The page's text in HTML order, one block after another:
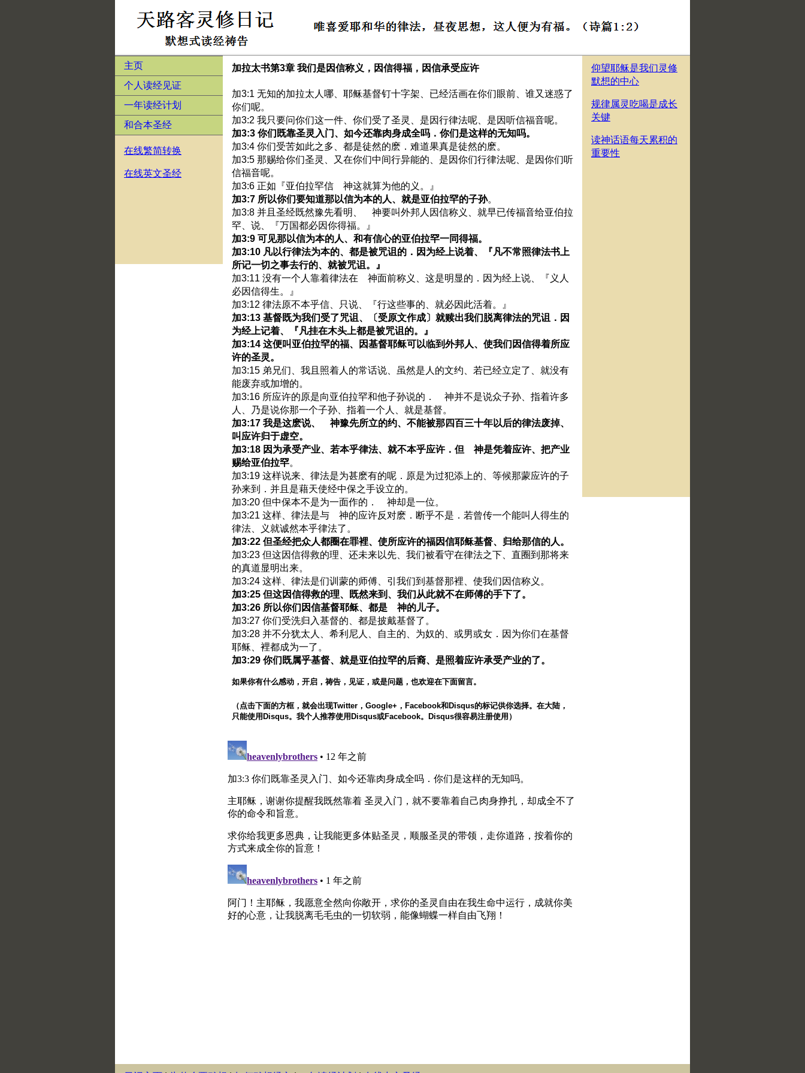
主页
个人读经见证
一年读经计划
和合本圣经
在线繁简转换
在线英文圣经
加拉太书第3章 我们是因信称义，因信得福，因信承受应许
加3:1 无知的加拉太人哪、耶稣基督钉十字架、已经活画在你们眼前、谁又迷惑了
你们呢。
加3:2 我只要问你们这一件、你们受了圣灵、是因行律法呢、是因听信福音呢。
加3:3 你们既靠圣灵入门、如今还靠肉身成全吗．你们是这样的无知吗。
加3:4 你们受苦如此之多、都是徒然的麽．难道果真是徒然的麽。
加3:5 那赐给你们圣灵、又在你们中间行异能的、是因你们行律法呢、是因你们听
信福音呢。
加3:6 正如『亚伯拉罕信 神这就算为他的义。』
加3:7 所以你们要知道那以信为本的人、就是亚伯拉罕的子孙。
加3:8 并且圣经既然豫先看明、 神要叫外邦人因信称义、就早已传福音给亚伯拉
罕、说、『万国都必因你得福。』
加3:9 可见那以信为本的人、和有信心的亚伯拉罕一同得福。
加3:10 凡以行律法为本的、都是被咒诅的．因为经上说着、『凡不常照律法书上
所记一切之事去行的、就被咒诅。』
加3:11 没有一个人靠着律法在 神面前称义、这是明显的．因为经上说、『义人
必因信得生。』
加3:12 律法原不本乎信、只说、『行这些事的、就必因此活着。』
加3:13 基督既为我们受了咒诅、〔受原文作成〕就赎出我们脱离律法的咒诅．因
为经上记着、『凡挂在木头上都是被咒诅的。』
加3:14 这便叫亚伯拉罕的福、因基督耶稣可以临到外邦人、使我们因信得着所应
许的圣灵。
加3:15 弟兄们、我且照着人的常话说、虽然是人的文约、若已经立定了、就没有
能废弃或加增的。
加3:16 所应许的原是向亚伯拉罕和他子孙说的． 神并不是说众子孙、指着许多
人、乃是说你那一个子孙、指着一个人、就是基督。
加3:17 我是这麽说、 神豫先所立的约、不能被那四百三十年以后的律法废掉、
叫应许归于虚空。
加3:18 因为承受产业、若本乎律法、就不本乎应许．但 神是凭着应许、把产业
赐给亚伯拉罕。
加3:19 这样说来、律法是为甚麽有的呢．原是为过犯添上的、等候那蒙应许的子
孙来到．并且是藉天使经中保之手设立的。
加3:20 但中保本不是为一面作的． 神却是一位。
加3:21 这样、律法是与 神的应许反对麽．断乎不是．若曾传一个能叫人得生的
律法、义就诚然本乎律法了。
加3:22 但圣经把众人都圈在罪裡、使所应许的福因信耶稣基督、归给那信的人。
加3:23 但这因信得救的理、还未来以先、我们被看守在律法之下、直圈到那将来
的真道显明出来。
加3:24 这样、律法是们训蒙的师傅、引我们到基督那裡、使我们因信称义。
加3:25 但这因信得救的理、既然来到、我们从此就不在师傅的手下了。
加3:26 所以你们因信基督耶稣、都是 神的儿子。
加3:27 你们受洗归入基督的、都是披戴基督了。
加3:28 并不分犹太人、希利尼人、自主的、为奴的、或男或女．因为你们在基督
耶稣、裡都成为一了。
加3:29 你们既属乎基督、就是亚伯拉罕的后裔、是照着应许承受产业的了。
如果你有什么感动，开启，祷告，见证，或是问题，也欢迎在下面留言。
（点击下面的方框，就会出现Twitter，Google+，Facebook和Disqus的标记供你选择。在大陆，
只能使用Disqus。我个人推荐使用Disqus或Facebook。Disqus很容易注册使用）
仰望耶稣是我们灵修
默想的中心
规律属灵吃喝是成长
关键
读神话语每天累积的
重要性